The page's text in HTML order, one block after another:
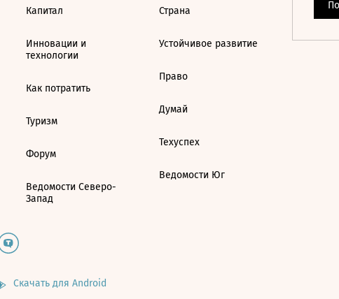
Капитал
Инновации и
технологии
Как потратить
Туризм
Форум
Ведомости Северо-
Запад
Страна
Устойчивое развитие
Право
Думай
Техуспех
Ведомости Юг
Скачать для Android